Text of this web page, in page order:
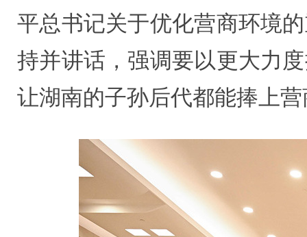
平总书记关于优化营商环境
持并讲话，强调要以更大力
让湖南的子孙后代都能捧上